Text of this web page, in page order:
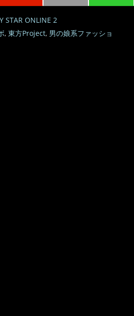
STAR ONLINE 2
, 東方Project, 男の娘系ファッショ